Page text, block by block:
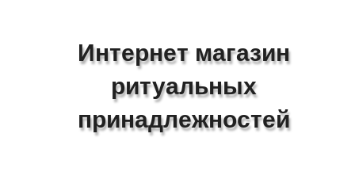
Интернет магазин
ритуальных
принадлежностей